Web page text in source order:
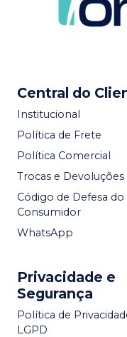
Central do
Institucional
Política de Frete
Política Comercial
Trocas e Devoluções
Código de Defesa do
Consumidor
WhatsApp
Privacidade e
Segurança
Política de
LGPD